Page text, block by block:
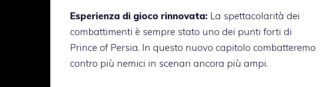
Esperienza di gioco rinnovata: La spettacolarità dei
combattimenti è sempre stato uno dei punti forti di
Prince of Persia. In questo nuovo capitolo combatteremo
contro più nemici in scenari ancora più ampi.